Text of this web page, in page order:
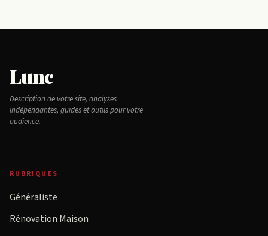
Lunc
Description de votre site, analyses
indépendantes, guides et outils pour votre
audience.
RUBRIQUES
Généraliste
Rénovation Maison